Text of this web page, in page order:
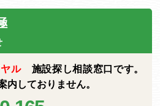
ル施設探し相談窓口です。
内しておりません。